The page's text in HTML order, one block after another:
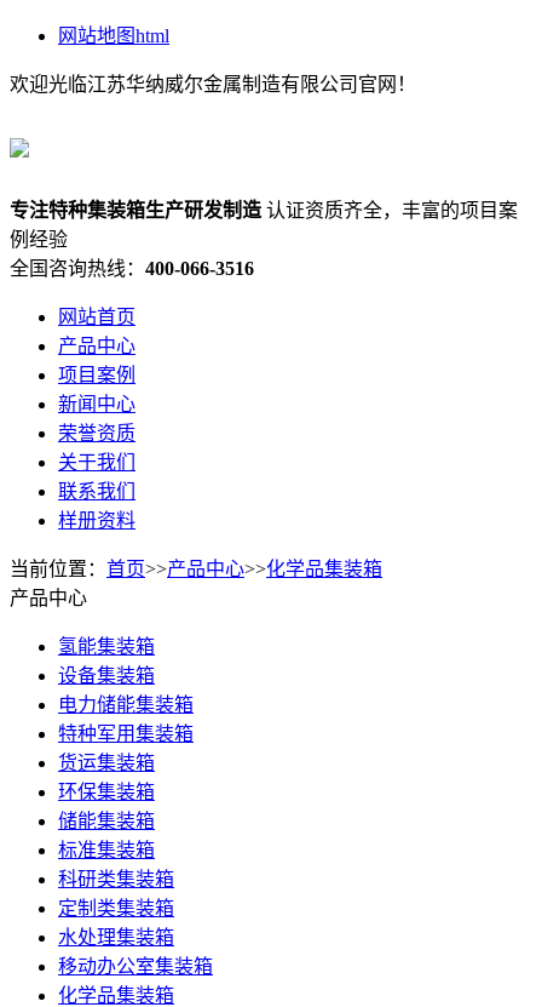
网站地图html
欢迎光临江苏华纳威尔金属制造有限公司官网！
专注特种集装箱生产研发制造 认证资质齐全，丰富的项目案
例经验
全国咨询热线： 400-066-3516
网站首页
产品中心
项目案例
新闻中心
荣誉资质
关于我们
联系我们
样册资料
当前位置： 首页>>产品中心>>化学品集装箱
产品中心
氢能集装箱
设备集装箱
电力储能集装箱
特种军用集装箱
货运集装箱
环保集装箱
储能集装箱
标准集装箱
科研类集装箱
定制类集装箱
水处理集装箱
移动办公室集装箱
化学品集装箱